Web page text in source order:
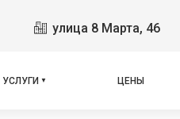
улица 8 Марта, 46
УСЛУГИ ЦЕНЫ